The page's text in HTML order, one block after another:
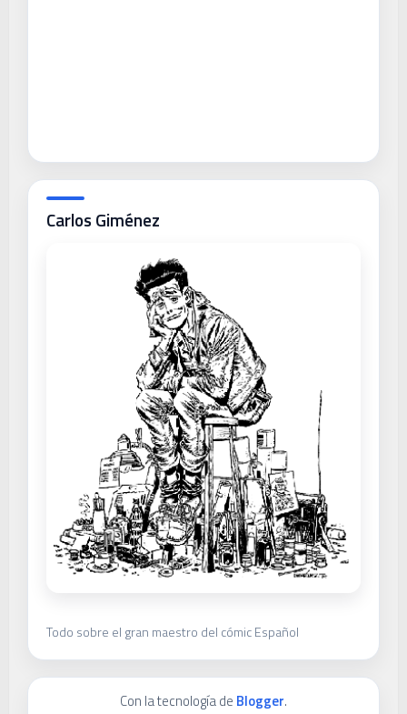
Carlos Giménez
Todo sobre el gran maestro del cómic Español
Con la tecnología de Blogger.